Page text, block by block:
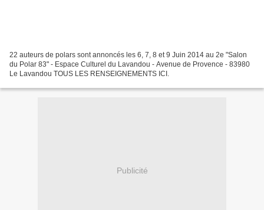
22 auteurs de polars sont annoncés les 6, 7, 8 et 9 Juin 2014 au 2e "Salon
du Polar 83" - Espace Culturel du Lavandou - Avenue de Provence - 83980
Le Lavandou TOUS LES RENSEIGNEMENTS ICI.
Publicité